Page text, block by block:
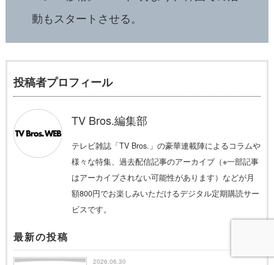
動もスタートさせる。
投稿者プロフィール
TV Bros.編集部
テレビ雑誌「TV Bros.」の豪華連載陣によるコラムや
様々な特集、過去配信記事のアーカイブ（※一部記事
はアーカイブされない可能性があります）などが月
額800円でお楽しみいただけるデジタル定期購読サー
ビスです。
最新の投稿
2026.06.30